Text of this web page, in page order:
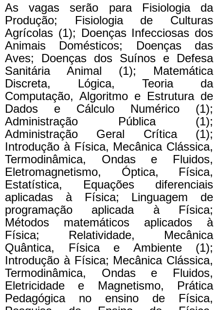
As vagas serão para Fisiologia da
Produção; Fisiologia de Culturas
Agrícolas (1); Doenças Infecciosas dos
Animais Domésticos; Doenças das
Aves; Doenças dos Suínos e Defesa
Sanitária Animal (1); Matemática
Discreta, Lógica, Teoria da
Computação, Algoritmo e Estrutura de
Dados e Cálculo Numérico (1);
Administração Pública (1);
Administração Geral Crítica (1);
Introdução à Física, Mecânica Clássica,
Termodinâmica, Ondas e Fluidos,
Eletromagnetismo, Óptica, Física,
Estatística, Equações diferenciais
aplicadas à Física; Linguagem de
programação aplicada à Física;
Métodos matemáticos aplicados à
Física; Relatividade, Mecânica
Quântica, Física e Ambiente (1);
Introdução à Física; Mecânica Clássica,
Termodinâmica, Ondas e Fluidos,
Eletricidade e Magnetismo, Prática
Pedagógica no ensino de Física,